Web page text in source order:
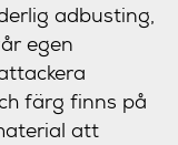
adbusting,
egen
färg finns på
att